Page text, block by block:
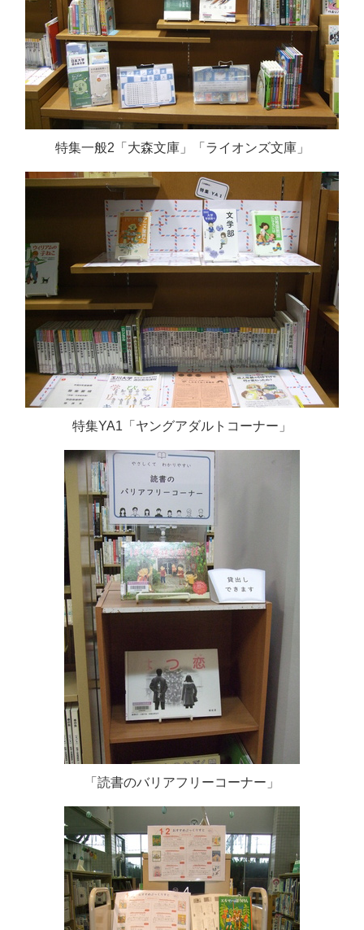
特集一般2「大森文庫」「ライオンズ文庫」
特集YA1「ヤングアダルトコーナー」
「読書のバリアフリーコーナー」